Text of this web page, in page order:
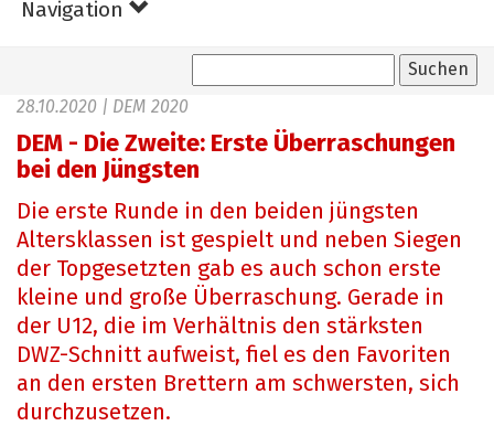
Navigation
28.10.2020 | DEM 2020
DEM - Die Zweite: Erste Überraschungen
bei den Jüngsten
Die erste Runde in den beiden jüngsten
Altersklassen ist gespielt und neben Siegen
der Topgesetzten gab es auch schon erste
kleine und große Überraschung. Gerade in
der U12, die im Verhältnis den stärksten
DWZ-Schnitt aufweist, fiel es den Favoriten
an den ersten Brettern am schwersten, sich
durchzusetzen.